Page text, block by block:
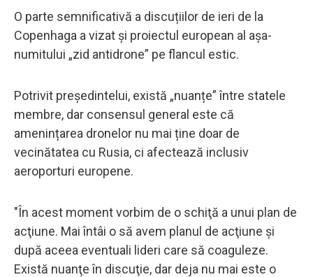
O parte semnificativă a discuțiilor de ieri de la
Copenhaga a vizat și proiectul european al așa-
numitului „zid antidrone” pe flancul estic.
Potrivit președintelui, există „nuanțe” între statele
membre, dar consensul general este că
amenințarea dronelor nu mai ține doar de
vecinătatea cu Rusia, ci afectează inclusiv
aeroporturi europene.
"În acest moment vorbim de o schiţă a unui plan de
acţiune. Mai întâi o să avem planul de acţiune şi
după aceea eventuali lideri care să coaguleze.
Există nuanţe în discuţie, dar deja nu mai este o